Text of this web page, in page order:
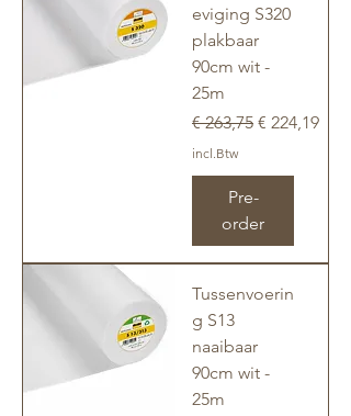
eviging S320
plakbaar
90cm wit -
25m
Normale prijs
€ 263,75 Verkoopprijs
€ 224,19
incl.Btw
Pre-
order
Tussenvoerin
g S13
naaibaar
90cm wit -
25m